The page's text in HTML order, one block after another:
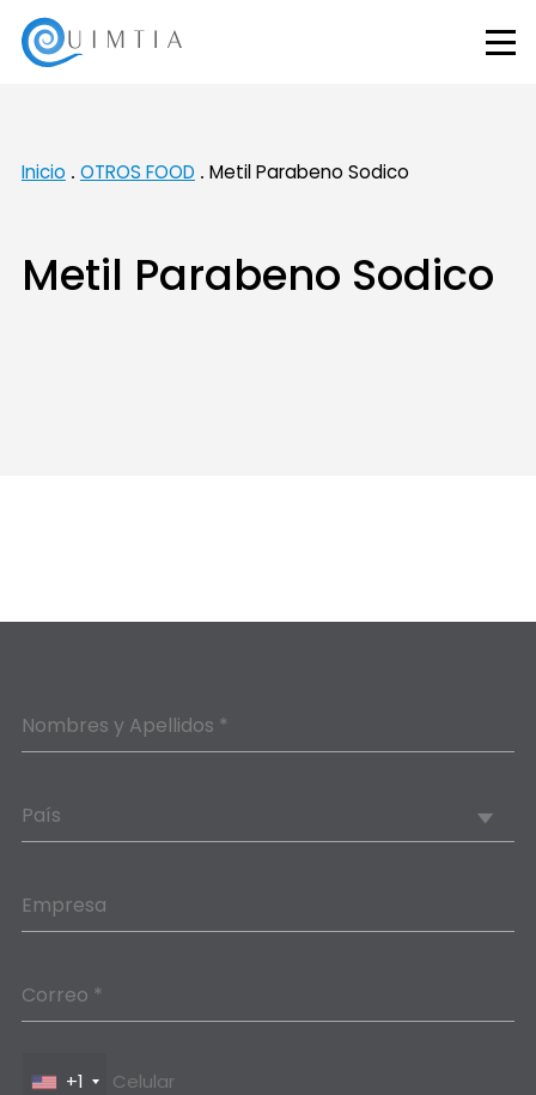
Inicio OTROS FOOD Metil Parabeno Sodico
Metil Parabeno Sodico
Nombres y Apellidos *
País
Empresa
Correo *
+1